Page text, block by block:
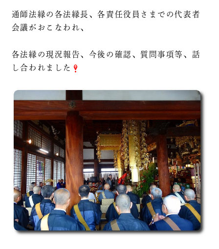
通師法縁の各法縁長、各責任役員さまでの代表者
会議がおこなわれ、
各法縁の現況報告、今後の確認、質問事項等、話
し合われました